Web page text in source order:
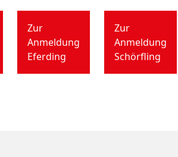
Zur
Anmeldung
Eferding
Zur
Anmeldung
Schörfling